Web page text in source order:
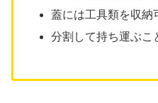
蓋には工具類を収納
分割して持ち運ぶこ